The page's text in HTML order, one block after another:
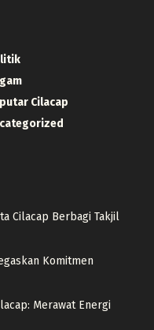
Cilacap
Cilacap Berbagi Takjil
Komitmen
Merawat Energi